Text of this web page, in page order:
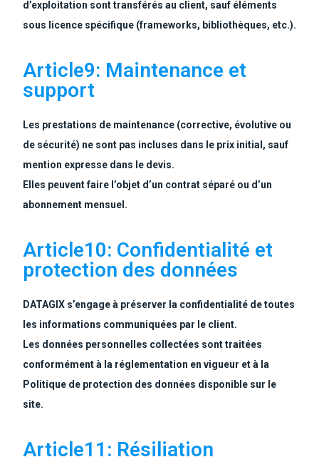
d’exploitation sont transférés au client, sauf éléments
sous licence spécifique (frameworks, bibliothèques, etc.).
Article9: Maintenance et
support
Les prestations de maintenance (corrective, évolutive ou
de sécurité) ne sont pas incluses dans le prix initial, sauf
mention expresse dans le devis.
Elles peuvent faire l’objet d’un contrat séparé ou d’un
abonnement mensuel.
Article10: Confidentialité et
protection des données
DATAGIX s’engage à préserver la confidentialité de toutes
les informations communiquées par le client.
Les données personnelles collectées sont traitées
conformément à la réglementation en vigueur et à la
Politique de protection des données disponible sur le
site.
Article11: Résiliation